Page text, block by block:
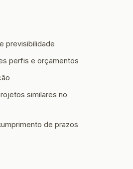
previsibilidade
perfis e orçamentos
similares no
de prazos